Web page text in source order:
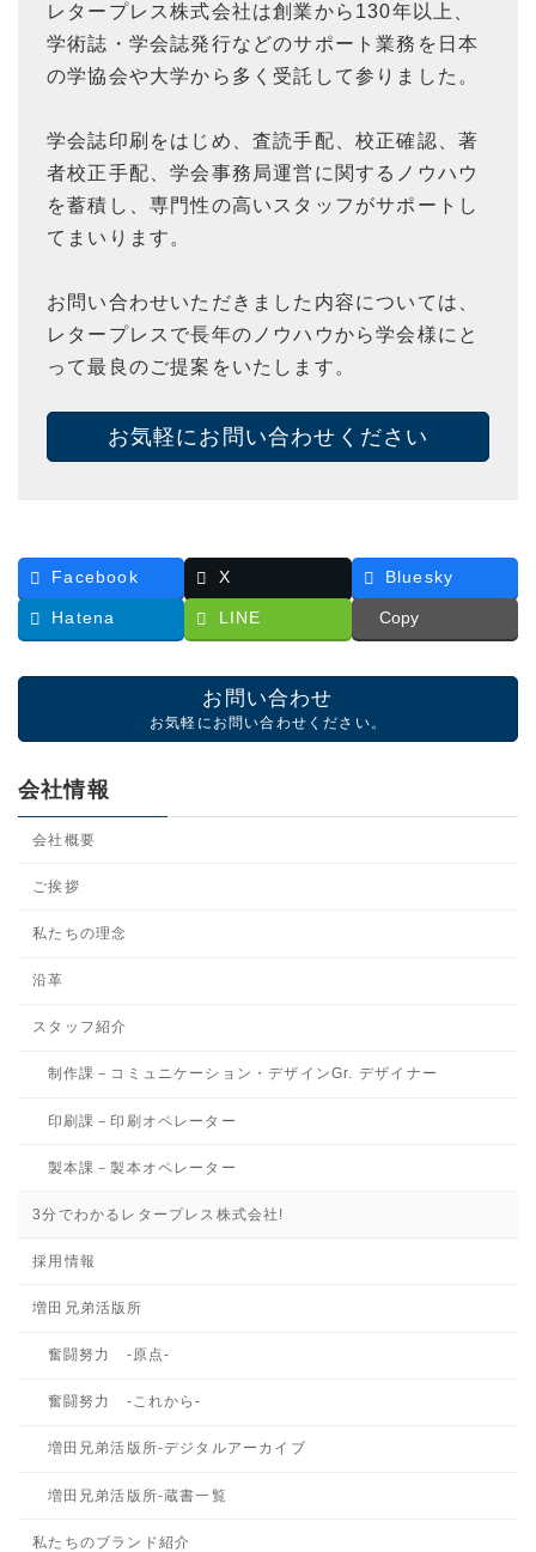
レタープレス株式会社は創業から130年以上、
学術誌・学会誌発行などのサポート業務を日本
の学協会や大学から多く受託して参りました。
学会誌印刷をはじめ、査読手配、校正確認、著
者校正手配、学会事務局運営に関するノウハウ
を蓄積し、専門性の高いスタッフがサポートし
てまいります。
お問い合わせいただきました内容については、
レタープレスで長年のノウハウから学会様にと
って最良のご提案をいたします。
お気軽にお問い合わせください
Facebook X Bluesky
Hatena LINE Copy
お問い合わせ
お気軽にお問い合わせください。
会社情報
会社概要
ご挨拶
私たちの理念
沿革
スタッフ紹介
制作課－コミュニケーション・デザインGr. デザイナー
印刷課－印刷オペレーター
製本課－製本オペレーター
3分でわかるレタープレス株式会社!
採用情報
増田兄弟活版所
奮闘努力 -原点-
奮闘努力 -これから-
増田兄弟活版所-デジタルアーカイブ
増田兄弟活版所-蔵書一覧
私たちのブランド紹介